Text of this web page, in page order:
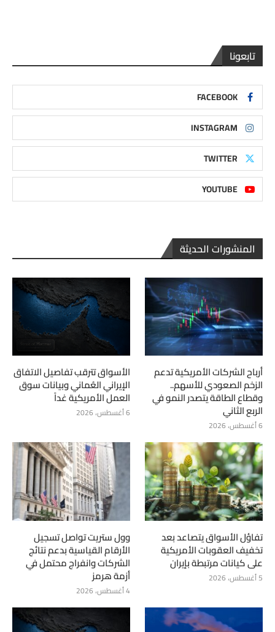
تابعونا
FACEBOOK
INSTAGRAM
TWITTER
YOUTUBE
المنشورات الحديثة
أرباح الشركات الأمريكية تدعم
الزخم الصعودي للأسهم..
وقطاع الطاقة يتصدر النمو في
الربع الثاني
6 أغسطس، 2026
الأسواق تترقب تفاصيل الاتفاق
الإيراني العُماني وبيانات سوق
العمل الأمريكية غداً
6 أغسطس، 2026
تفاؤل الأسواق يتصاعد بعد
تخفيف العقوبات الأمريكية
على كيانات مرتبطة بإيران
5 أغسطس، 2026
وول ستريت تواصل تسجيل
الأرقام القياسية بدعم نتائج
الشركات وانفراج محتمل في
أزمة هرمز
4 أغسطس، 2026